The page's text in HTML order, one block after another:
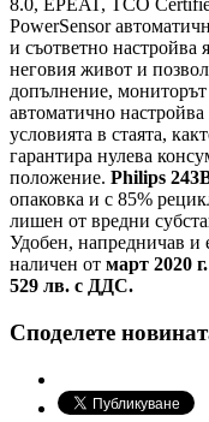
8.0, EPEAT, TCO
PowerSensor
и съответно настройва
неговия живот и
допълнение,
автоматично настройва
условията в стаята,
гарантира нулева
положение. Philips
опаковка и с 85%
лишен от вредни
Удобен, напредничав и
наличен от март 2020 г.
529 лв. с ДДС.
Споделете